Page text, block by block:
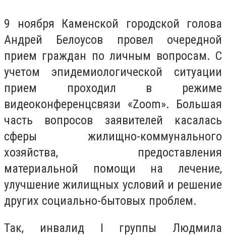
9 ноября Каменской городской голова
Андрей Белоусов провел очередной
прием граждан по личным вопросам. С
учетом эпидемиологической ситуации
прием проходил в режиме
видеоконференцсвязи «Zoom». Большая
часть вопросов заявителей касалась
сферы жилищно-коммунального
хозяйства, предоставления
материальной помощи на лечение,
улучшение жилищных условий и решение
других социально-бытовых проблем.
Так, инвалид I группы Людмила